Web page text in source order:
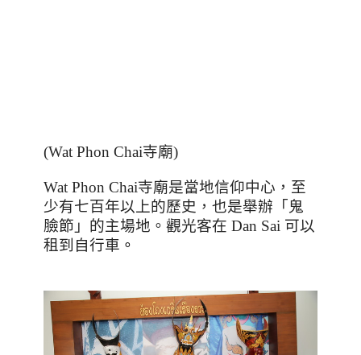
(Wat Phon Chai寺廟)
Wat Phon Chai寺廟是當地信仰中心，至
少有七百年以上的歷史，也是舉辦「鬼
臉節」的主場地。觀光客在 Dan Sai 可以
租到自行車 。